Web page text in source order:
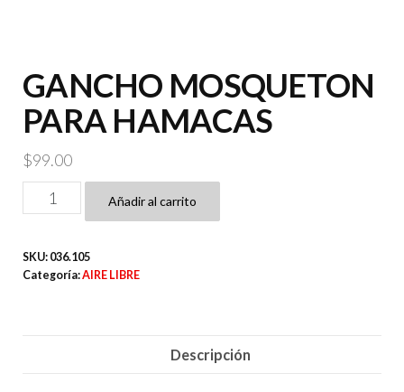
GANCHO MOSQUETON
PARA HAMACAS
$99.00
GANCHO
MOSQUETON
HAMACAS
Añadir al carrito
SKU: 036.105
Categoría:AIRE LIBRE
Descripción